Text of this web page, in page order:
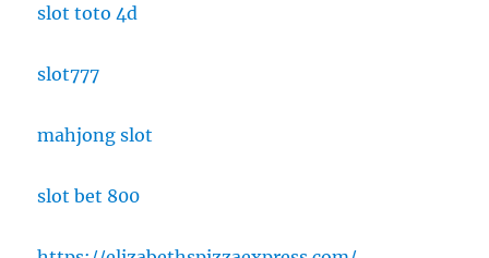
slot toto 4d
slot777
mahjong slot
slot bet 800